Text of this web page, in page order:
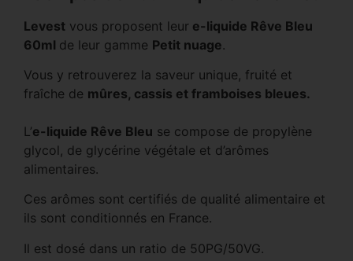
Levest vous proposent leur e-liquide Rêve Bleu
60ml de leur gamme Petit nuage.
Vous y retrouverez la saveur unique, fruité et
fraîche de mûres, cassis et framboises bleues.
L’e-liquide Rêve Bleu se compose de propylène
glycol, de glycérine végétale et d’arômes
alimentaires.
Ces arômes sont certifiés de qualité alimentaire et
ils sont conditionnés en France.
Il est dosé dans un ratio de 50PG/50VG.